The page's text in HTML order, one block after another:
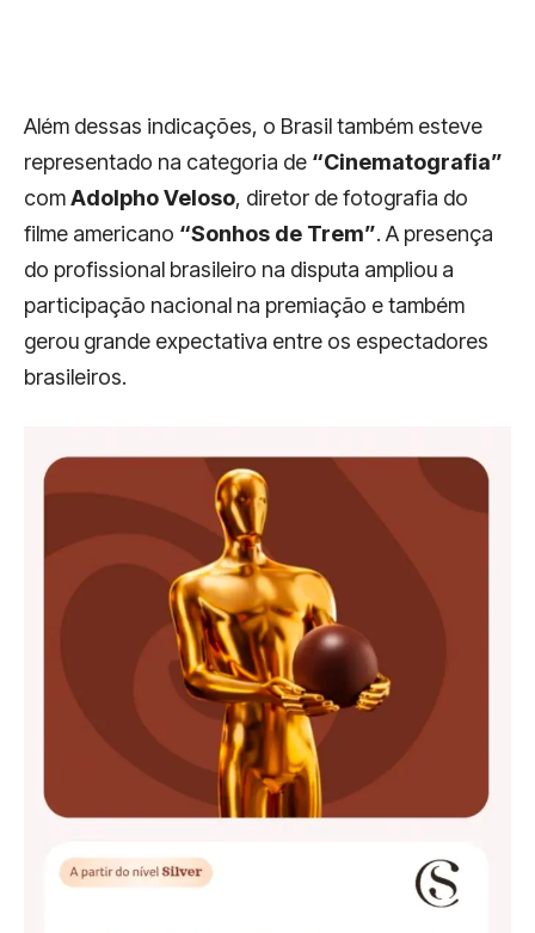
Além dessas indicações, o Brasil também esteve
representado na categoria de “Cinematografia”
comAdolpho Veloso, diretor de fotografia do
filme americano “Sonhos de Trem”. A presença
do profissional brasileiro na disputa ampliou a
participação nacional na premiação e também
gerou grande expectativa entre os espectadores
brasileiros.